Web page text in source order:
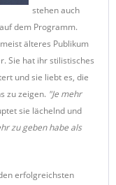
stehen auch
dem Programm.
älteres Publikum
Sie hat ihr stilistisches
und sie liebt es, die
zu zeigen. "Je mehr
sie lächelnd und
zu geben habe als
erfolgreichsten